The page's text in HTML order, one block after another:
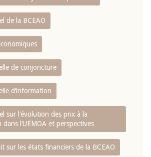
de la BCEAO
de conjoncture
d‘information
sur l‘évolution des prix à la
dans l‘UEMOA et perspectives
sur les états financiers de la BCEAO